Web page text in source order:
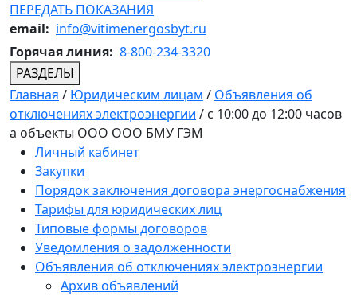
ПЕРЕДАТЬ ПОКАЗАНИЯ
email: info@vitimenergosbyt.ru
Горячая линия: 8-800-234-3320
РАЗДЕЛЫ
Главная / Юридическим лицам / Объявления об
отключениях электроэнергии / с 10:00 до 12:00 часов
а объекты ООО ООО БМУ ГЭМ
Личный кабинет
Закупки
Порядок заключения договора энергоснабжения
Тарифы для юридических лиц
Типовые формы договоров
Уведомления о задолженности
Объявления об отключениях электроэнергии
Архив объявлений